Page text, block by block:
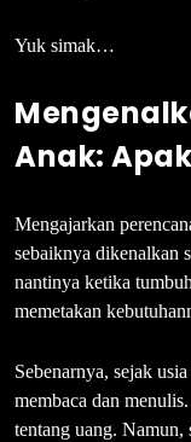
Yuk simak…
Anak:
Mengajarkan
sebaiknya dikenalkan
nantinya ketika
memetakan
Sebenarnya, sejak
membaca dan
tentang uang. Namun,